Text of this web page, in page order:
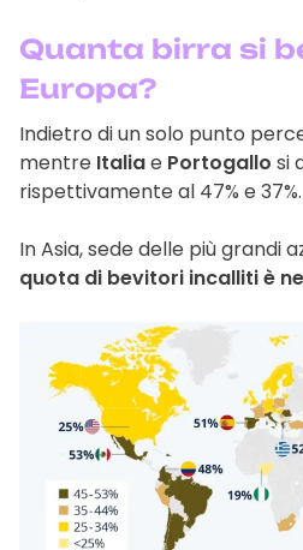
Quanta birra si
Europa?
Indietro di un solo punto
mentre Italiae Portogallo si
rispettivamente al 47% e 37%.
In Asia, sede delle più grandi
quota di bevitori incalliti è